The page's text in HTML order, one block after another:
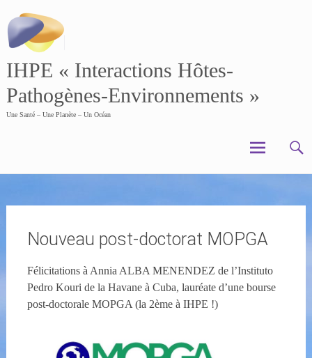
content
IHPE « Interactions Hôtes-
Pathogènes-Environnements »
Une Santé – Une Planète – Un Océan
Nouveau post-doctorat MOPGA
Félicitations à Annia ALBA MENENDEZ de l’Instituto
Pedro Kouri de la Havane à Cuba, lauréate d’une bourse
post-doctorale MOPGA (la 2ème à IHPE !)